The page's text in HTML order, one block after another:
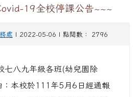
19全校停課公告~~~
處 | 2022-05-06 | 點閱數： 2796
七八九年級各班(幼兒園除
：本校於111年5月6日經通報